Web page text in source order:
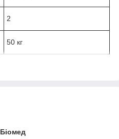
2
50 кг
Біомед